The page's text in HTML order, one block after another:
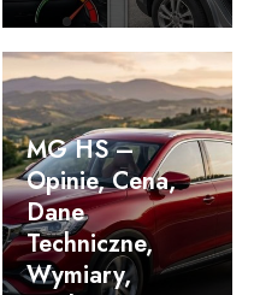
MG HS –
Opinie, Cena,
Dane
Techniczne,
Wymiary,